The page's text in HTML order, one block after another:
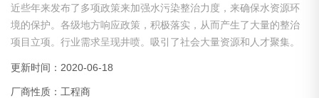
近些年来发布了多项政策来加强水污染整治力度，来确保水资源环
境的保护。各级地方响应政策，积极落实，从而产生了大量的整治
项目立项。行业需求呈现井喷。吸引了社会大量资源和人才聚集。
故层出，施工质量难以得到保证。还有些企业，没经验，没资质，
甚至缺少项目所需启动资金就仓促上马，以上综合原因导致行业乱
更新时间：2020-06-18
厂商性质：工程商